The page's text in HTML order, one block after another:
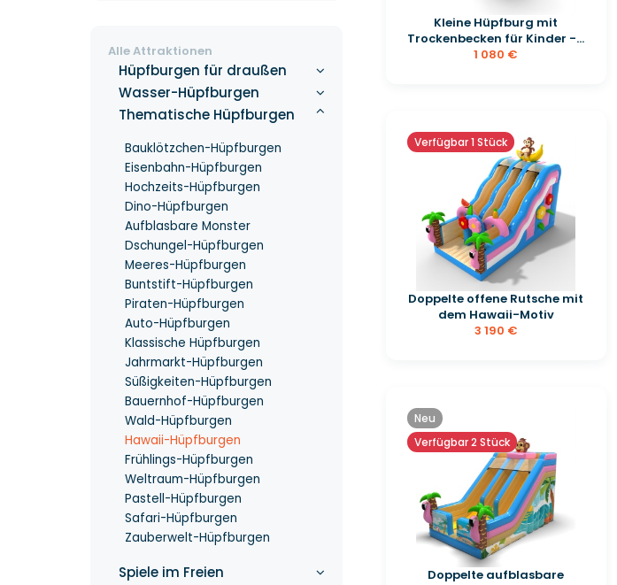
Kleine Hüpfburg mit
Trockenbecken für Kinder -...
1 080 €
Verfügbar 1 Stück
Doppelte offene Rutsche mit
dem Hawaii-Motiv
3 190 €
Neu
Verfügbar 2 Stück
Doppelte aufblasbare
Alle Attraktionen
Hüpfburgen für draußen
Wasser-Hüpfburgen
Thematische Hüpfburgen
Bauklötzchen-Hüpfburgen
Eisenbahn-Hüpfburgen
Hochzeits-Hüpfburgen
Dino-Hüpfburgen
Aufblasbare Monster
Dschungel-Hüpfburgen
Meeres-Hüpfburgen
Buntstift-Hüpfburgen
Piraten-Hüpfburgen
Auto-Hüpfburgen
Klassische Hüpfburgen
Jahrmarkt-Hüpfburgen
Süßigkeiten-Hüpfburgen
Bauernhof-Hüpfburgen
Wald-Hüpfburgen
Hawaii-Hüpfburgen
Frühlings-Hüpfburgen
Weltraum-Hüpfburgen
Pastell-Hüpfburgen
Safari-Hüpfburgen
Zauberwelt-Hüpfburgen
Spiele im Freien